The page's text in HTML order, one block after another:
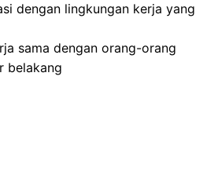
dengan lingkungan kerja yang
sama dengan orang-orang
belakang